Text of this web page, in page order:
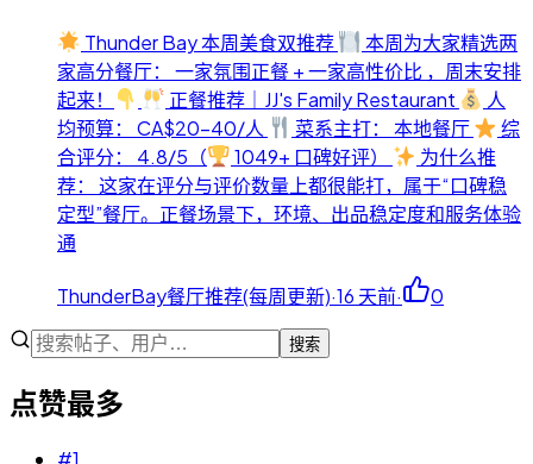
Thunder Bay 本周美食双推荐
本周为大家精选两
家高分餐厅： 一家氛围正餐 + 一家高性价比 ，周末安排
起来！
正餐推荐｜JJ's Family Restaurant
人
均预算： CA$20-40/人
菜系主打： 本地餐厅
综
合评分： 4.8/5（
1049+ 口碑好评）
为什么推
荐： 这家在评分与评价数量上都很能打，属于“口碑稳
定型”餐厅。正餐场景下，环境、出品稳定度和服务体验
通
ThunderBay餐厅推荐(每周更新)·16 天前· 0
搜索
点赞最多